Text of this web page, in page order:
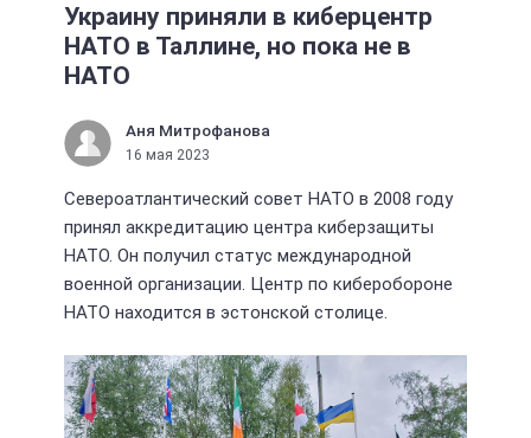
Украину приняли в киберцентр
НАТО в Таллине, но пока не в
НАТО
Аня Митрофанова
16 мая 2023
Североатлантический совет НАТО в 2008 году
принял аккредитацию центра киберзащиты
НАТО. Он получил статус международной
военной организации. Центр по киберобороне
НАТО находится в эстонской столице.